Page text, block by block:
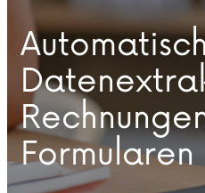
Formularen